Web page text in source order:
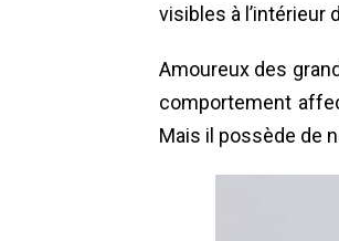
visibles à l’intérieur
Amoureux des
comportement
Mais il possède de